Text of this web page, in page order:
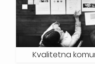
Kvalitetna